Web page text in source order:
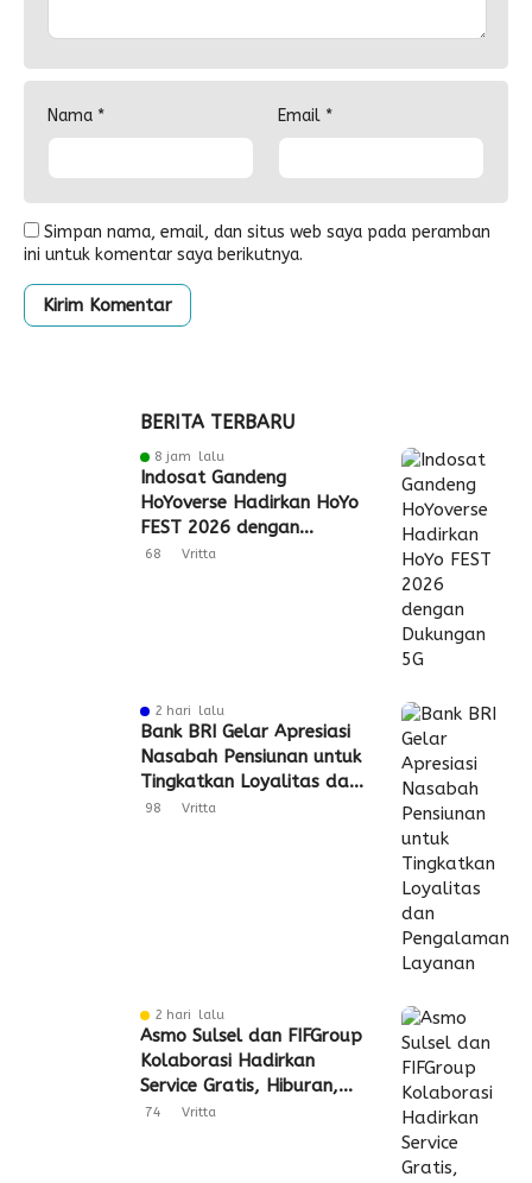
Nama * Email *
Simpan nama, email, dan situs web saya pada peramban
ini untuk komentar saya berikutnya.
BERITA TERBARU
8 jam lalu
Indosat Gandeng
HoYoverse Hadirkan HoYo
FEST 2026 dengan
Dukungan 5G
68 Vritta
2 hari lalu
Bank BRI Gelar Apresiasi
Nasabah Pensiunan untuk
Tingkatkan Loyalitas dan
Pengalaman Layanan
98 Vritta
2 hari lalu
Asmo Sulsel dan FIFGroup
Kolaborasi Hadirkan
Service Gratis, Hiburan,
hingga Penyaluran CSR
74 Vritta